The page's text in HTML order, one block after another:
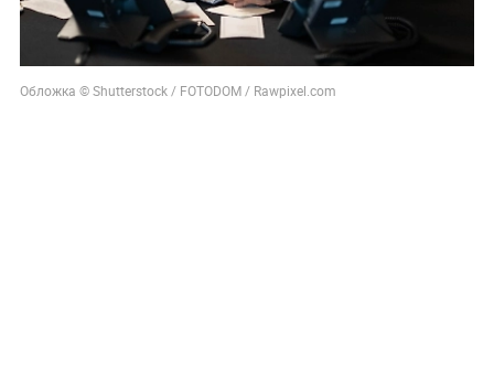
Обложка © Shutterstock / FOTODOM / Rawpixel.com